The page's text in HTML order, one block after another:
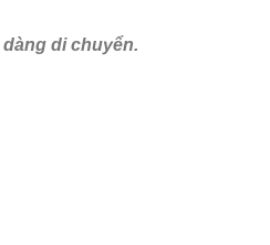
di chuyển.